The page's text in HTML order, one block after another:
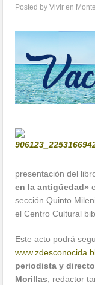
Posted byVivir en
presentación del
en la antigüedad»
sección Quinto
el Centro Cultural
Este acto podrá
periodista y
Morillas , redactor